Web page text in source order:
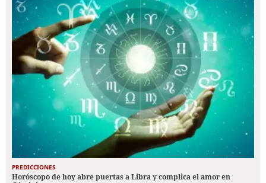
PREDICCIONES
Horóscopo de hoy abre puertas a Libra y complica el amor en